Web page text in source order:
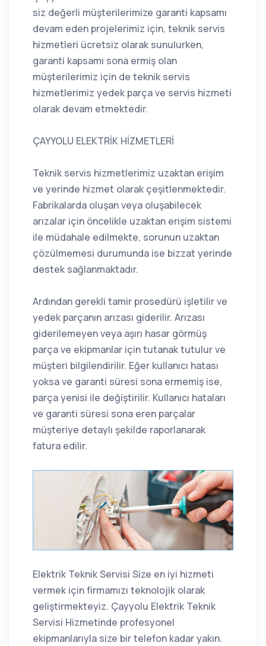
siz değerli müşterilerimize garanti kapsamı
devam eden projelerimiz için, teknik servis
hizmetleri ücretsiz olarak sunulurken,
garanti kapsamı sona ermiş olan
müşterilerimiz için de teknik servis
hizmetlerimiz yedek parça ve servis hizmeti
olarak devam etmektedir.
ÇAYYOLU ELEKTRİK HİZMETLERİ
Teknik servis hizmetlerimiz uzaktan erişim
ve yerinde hizmet olarak çeşitlenmektedir.
Fabrikalarda oluşan veya oluşabilecek
arızalar için öncelikle uzaktan erişim sistemi
ile müdahale edilmekte, sorunun uzaktan
çözülmemesi durumunda ise bizzat yerinde
destek sağlanmaktadır.
Ardından gerekli tamir prosedürü işletilir ve
yedek parçanın arızası giderilir. Arızası
giderilemeyen veya aşırı hasar görmüş
parça ve ekipmanlar için tutanak tutulur ve
müşteri bilgilendirilir. Eğer kullanıcı hatası
yoksa ve garanti süresi sona ermemiş ise,
parça yenisi ile değiştirilir. Kullanıcı hataları
ve garanti süresi sona eren parçalar
müşteriye detaylı şekilde raporlanarak
fatura edilir.
Elektrik Teknik Servisi Size en iyi hizmeti
vermek için firmamızı teknolojik olarak
geliştirmekteyiz. Çayyolu Elektrik Teknik
Servisi Hizmetinde profesyonel
ekipmanlarıyla size bir telefon kadar yakın.